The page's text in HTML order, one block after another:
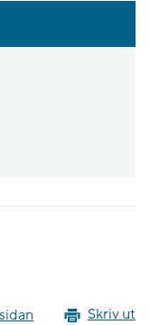
webbplats, öppnas i
öppnas i
Skriv ut